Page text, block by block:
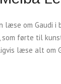
læse om Gaudi i
førte til
læse alt om